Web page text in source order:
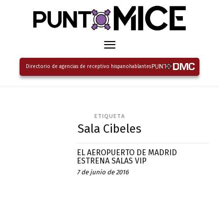
Directorio de agencias de receptivo hispanohablantes
ETIQUETA
Sala Cibeles
EL AEROPUERTO DE MADRID
ESTRENA SALAS VIP
7 de junio de 2016